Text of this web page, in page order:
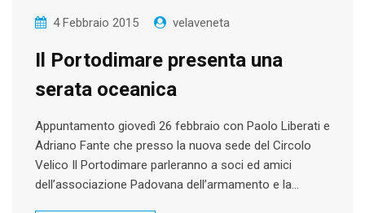
4 Febbraio 2015 velaveneta
Il Portodimare presenta una
serata oceanica
Appuntamento giovedì 26 febbraio con Paolo Liberati e
Adriano Fante che presso la nuova sede del Circolo
Velico Il Portodimare parleranno a soci ed amici
dell’associazione Padovana dell’armamento e la…